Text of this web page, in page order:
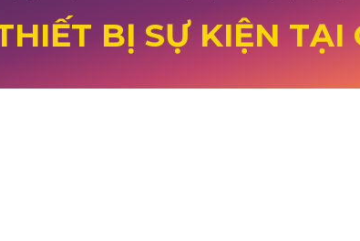
BỊ SỰ KIỆN TẠI